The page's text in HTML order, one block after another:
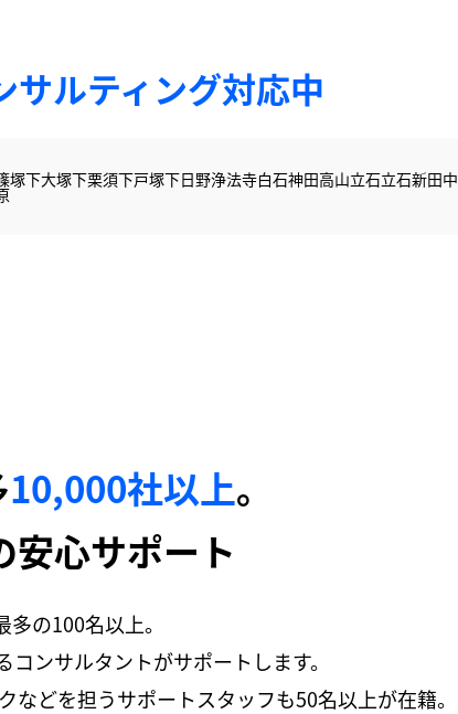
サルティング対応中
塚下大塚下栗須下戸塚下日野浄法寺白石神田高山立石立石新田中
10,000社以上。
安心サポート
の100名以上。
ンサルタントがサポートします。
どを担うサポートスタッフも50名以上が在籍。